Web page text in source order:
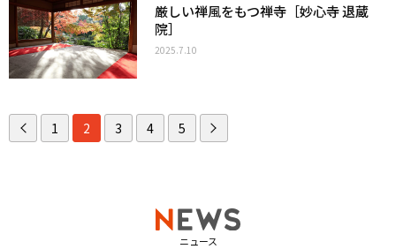
厳しい禅風をもつ禅寺［妙心寺 退蔵
院］
2025.7.10
1 2 3 4 5
ニュース